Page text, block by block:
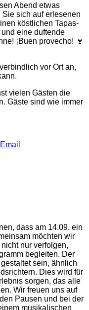
Abend etwas
sich auf erlesenen
köstlichen Tapas-
eine duftende
¡Buen provecho! 🍷
vor Ort an,
vielen Gästen die
Gäste sind wie immer
Email
dass am 14.09. ein
möchten wir
nicht nur verfolgen,
begleiten. Der
sein, ähnlich
Dies wird für
sorgen, das alle
Wir freuen uns auf
Pausen und bei der
musikalischen